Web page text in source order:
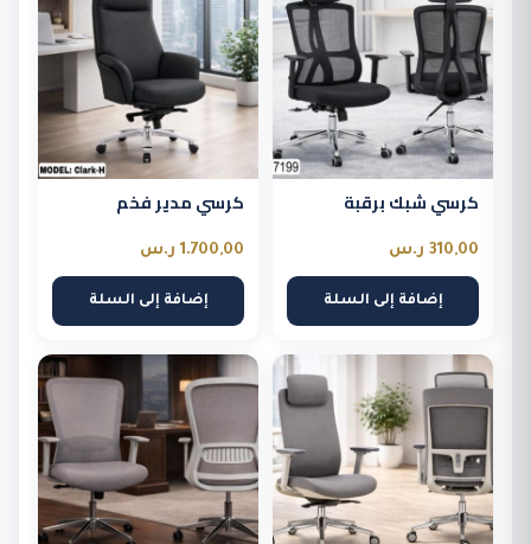
كرسي شبك برقبة
310,00 ر.س
إضافة إلى السلة
كرسي مدير فخم
1.700,00 ر.س
إضافة إلى السلة